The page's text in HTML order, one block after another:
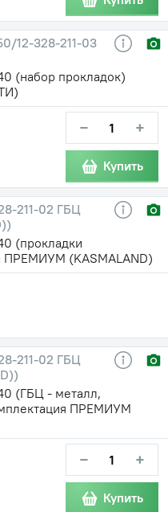
12-328-211-03
(набор прокладок)
− +
Купить
211-02 ГБЦ
(прокладки
ПРЕМИУМ (KASMALAND)
211-02 ГБЦ
(ГБЦ - металл,
ПРЕМИУМ
− +
Купить